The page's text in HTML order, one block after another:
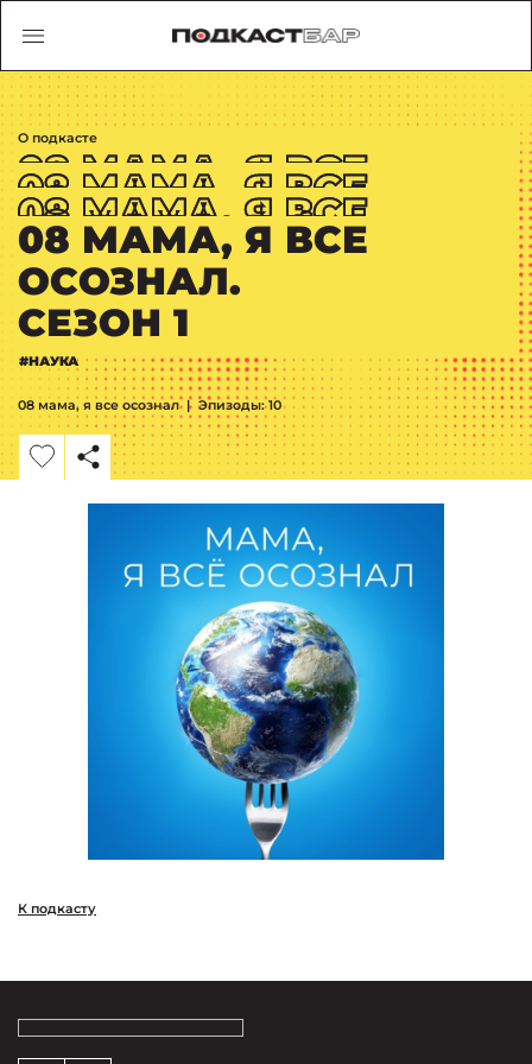
О подкасте
08 МАМА, Я ВСЕ
ОСОЗНАЛ.
СЕЗОН 1
#НАУКА
08 мама, я все осознал | Эпизоды: 10
К подкасту